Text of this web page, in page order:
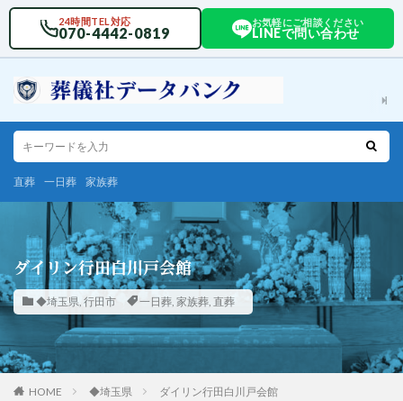
24時間TEL対応
070-4442-0819
お気軽にご相談ください
LINEで問い合わせ
直葬 一日葬 家族葬
ダイリン行田白川戸会館
◆埼玉県, 行田市 一日葬, 家族葬, 直葬
HOME ◆埼玉県 ダイリン行田白川戸会館